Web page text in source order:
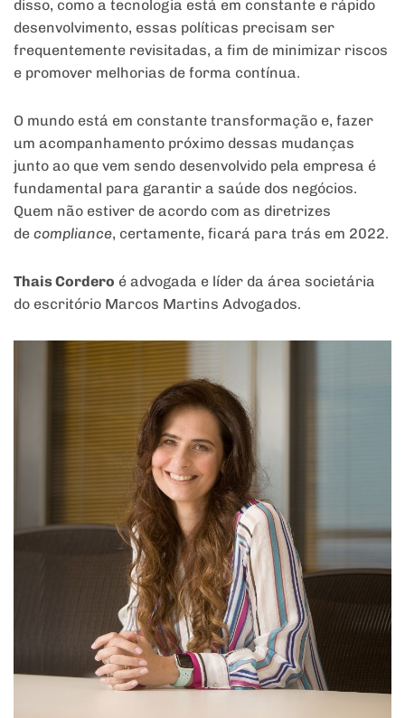
disso, como a tecnologia está em constante e rápido
desenvolvimento, essas políticas precisam ser
frequentemente revisitadas, a fim de minimizar riscos
e promover melhorias de forma contínua.
O mundo está em constante transformação e, fazer
um acompanhamento próximo dessas mudanças
junto ao que vem sendo desenvolvido pela empresa é
fundamental para garantir a saúde dos negócios.
Quem não estiver de acordo com as diretrizes
de compliance, certamente, ficará para trás em 2022.
Thais Cordero é advogada e líder da área societária
do escritório Marcos Martins Advogados.